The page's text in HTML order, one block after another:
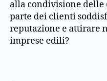
alla condivisione delle
parte dei clienti
reputazione e attirare
imprese edili?